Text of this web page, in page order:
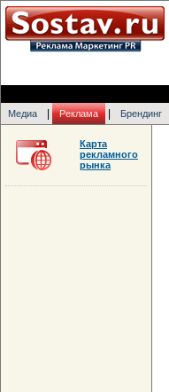
Медиа Реклама Брендинг
Карта
рекламного
рынка